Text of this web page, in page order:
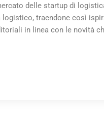
delle startup di
traendone così
in linea con le novità